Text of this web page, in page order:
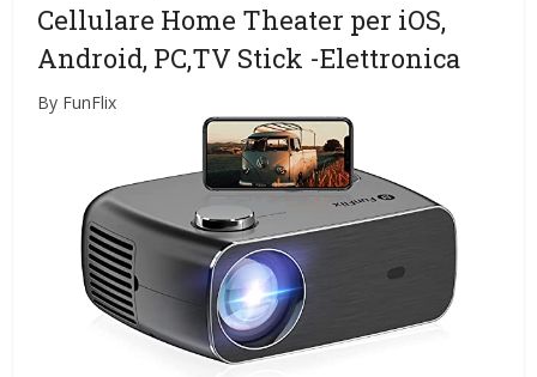
Cellulare Home Theater per iOS,
Android, PC,TV Stick -Elettronica
By FunFlix